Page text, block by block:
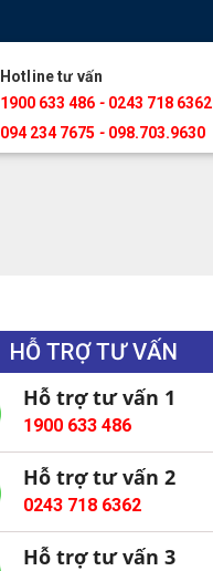
Hotline tư vấn
1900 633 486 - 0243 718 6362
094 234 7675‬ - 098.703.9630
HỖ TRỢ TƯ VẤN
Hỗ trợ tư vấn 1
1900 633 486
Hỗ trợ tư vấn 2
0243 718 6362
Hỗ trợ tư vấn 3